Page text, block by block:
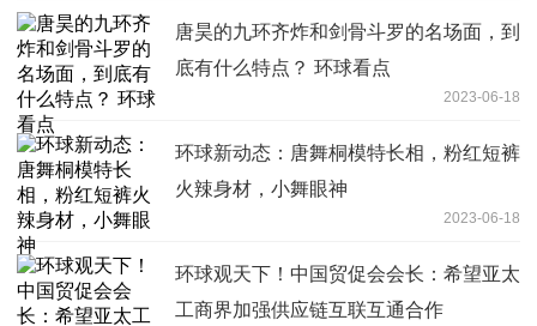
唐昊的九环齐炸和剑骨斗罗的名场面，到
底有什么特点？ 环球看点
2023-06-18
环球新动态：唐舞桐模特长相，粉红短裤
火辣身材，小舞眼神
2023-06-18
环球观天下！中国贸促会会长：希望亚太
工商界加强供应链互联互通合作